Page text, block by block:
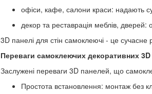
офіси, кафе, салони краси: надають
декор та реставрація меблів, дверей:
3D панелі для стін самоклеючі - це
Переваги самоклеючих декоративних
Заслужені переваги 3D панелей, що
Простота встановлення: монтаж без